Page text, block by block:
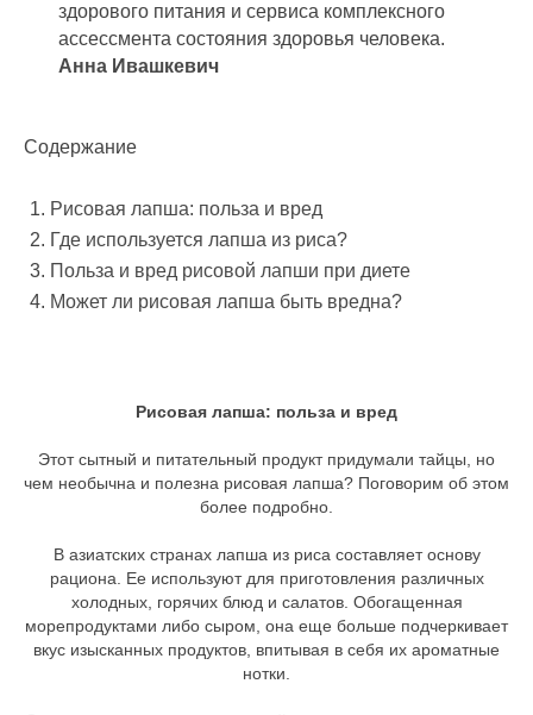
здорового питания и сервиса комплексного
ассессмента состояния здоровья человека.
Анна Ивашкевич
Содержание
Рисовая лапша: польза и вред
Где используется лапша из риса?
Польза и вред рисовой лапши при диете
Может ли рисовая лапша быть вредна?
Рисовая лапша: польза и вред
Этот сытный и питательный продукт придумали тайцы, но
чем необычна и полезна рисовая лапша? Поговорим об этом
более подробно.
В азиатских странах лапша из риса составляет основу
рациона. Ее используют для приготовления различных
холодных, горячих блюд и салатов. Обогащенная
морепродуктами либо сыром, она еще больше подчеркивает
вкус изысканных продуктов, впитывая в себя их ароматные
нотки.